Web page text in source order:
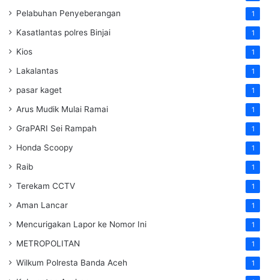
Pelabuhan Penyeberangan 1
Kasatlantas polres Binjai 1
Kios 1
Lakalantas 1
pasar kaget 1
Arus Mudik Mulai Ramai 1
GraPARI Sei Rampah 1
Honda Scoopy 1
Raib 1
Terekam CCTV 1
Aman Lancar 1
Mencurigakan Lapor ke Nomor Ini 1
METROPOLITAN 1
Wilkum Polresta Banda Aceh 1